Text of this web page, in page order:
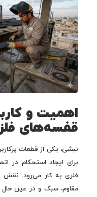
اهمیت و
قفسه‌های
نبشی، یکی از قطعات
برای ایجاد استحکام در
فلزی به کار می‌رود. نقش
مقاوم، سبک و در عین